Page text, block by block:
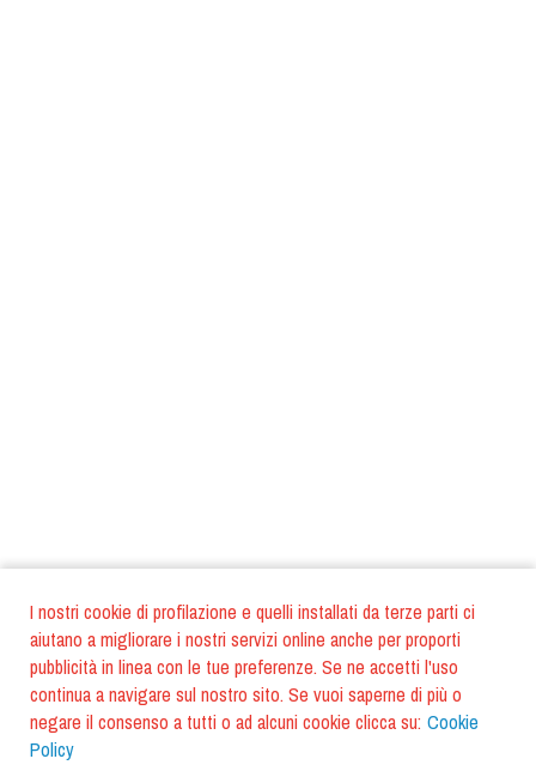
I nostri cookie di profilazione e quelli installati da terze parti ci
aiutano a migliorare i nostri servizi online anche per proporti
pubblicità in linea con le tue preferenze. Se ne accetti l'uso
continua a navigare sul nostro sito. Se vuoi saperne di più o
negare il consenso a tutti o ad alcuni cookie clicca su: Cookie
Policy